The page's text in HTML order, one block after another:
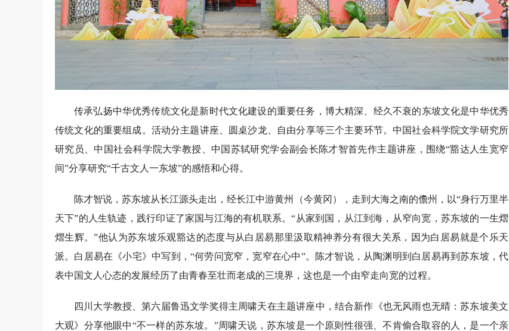
传承弘扬中华优秀传统文化是新时代文化建设的重要任务，博大精深、经久不衰的东坡文化是中华优秀
传统文化的重要组成。活动分主题讲座、圆桌沙龙、自由分享等三个主要环节。中国社会科学院文学研究所
研究员、中国社会科学院大学教授、中国苏轼研究学会副会长陈才智首先作主题讲座，围绕“豁达人生宽窄
间”分享研究“千古文人一东坡”的感悟和心得。
陈才智说，苏东坡从长江源头走出，经长江中游黄州（今黄冈），走到大海之南的儋州，以“身行万里半
天下”的人生轨迹，践行印证了家国与江海的有机联系。“从家到国，从江到海，从窄向宽，苏东坡的一生熠
熠生辉。”他认为苏东坡乐观豁达的态度与从白居易那里汲取精神养分有很大关系，因为白居易就是个乐天
派。白居易在《小宅》中写到，“何劳问宽窄，宽窄在心中”。陈才智说，从陶渊明到白居易再到苏东坡，代
表中国文人心态的发展经历了由青春至壮而老成的三境界，这也是一个由窄走向宽的过程。
四川大学教授、第六届鲁迅文学奖得主周啸天在主题讲座中，结合新作《也无风雨也无晴：苏东坡美文
大观》分享他眼中“不一样的苏东坡。”周啸天说，苏东坡是一个原则性很强、不肯偷合取容的人，是一个亲